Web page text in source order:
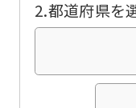
2.都道府県を